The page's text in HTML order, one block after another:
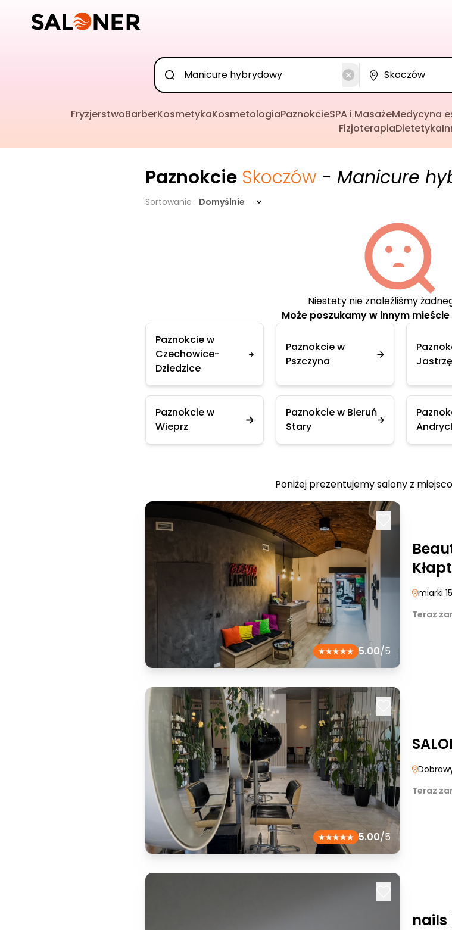
FryzjerstwoBarberKosmetykaKosmetologiaPaznokcieSPA i MasażeMedycyna
FizjoterapiaDietetyka
Paznokcie Skoczów - Manicure
Sortowanie Domyślnie
Niestety nie znaleźliśmy
Może poszukamy w innym
Paznokcie w
Czechowice-
Dziedzice
Paznokcie w
Pszczyna
Paznokcie w
Wieprz
Paznokcie w Bieruń
Stary
Poniżej prezentujemy salony z
5.00/5
miarki 15
Teraz
5.00/5
Teraz